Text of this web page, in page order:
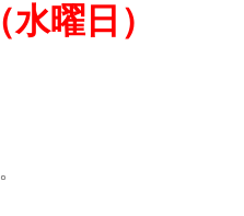
曜日）